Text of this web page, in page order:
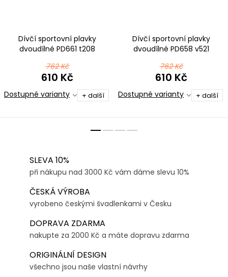
Dívčí sportovní plavky
dvoudílné PD661 t208
762 Kč
610 Kč
Dostupné varianty + další
Dívčí sportovní plavky
dvoudílné PD658 v521
762 Kč
610 Kč
Dostupné varianty + další
SLEVA 10%
při nákupu nad 3000 Kč vám dáme slevu 10%
ČESKÁ VÝROBA
vyrobeno českými švadlenkami v Česku
DOPRAVA ZDARMA
nakupte za 2000 Kč a máte dopravu zdarma
ORIGINÁLNÍ DESIGN
všechno jsou naše vlastní návrhy